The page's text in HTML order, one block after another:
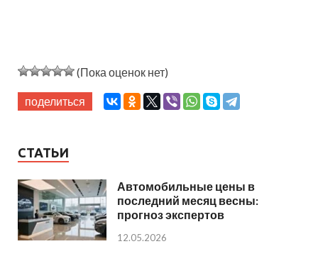
(Пока оценок нет)
поделиться
СТАТЬИ
Автомобильные цены в
последний месяц весны:
прогноз экспертов
12.05.2026